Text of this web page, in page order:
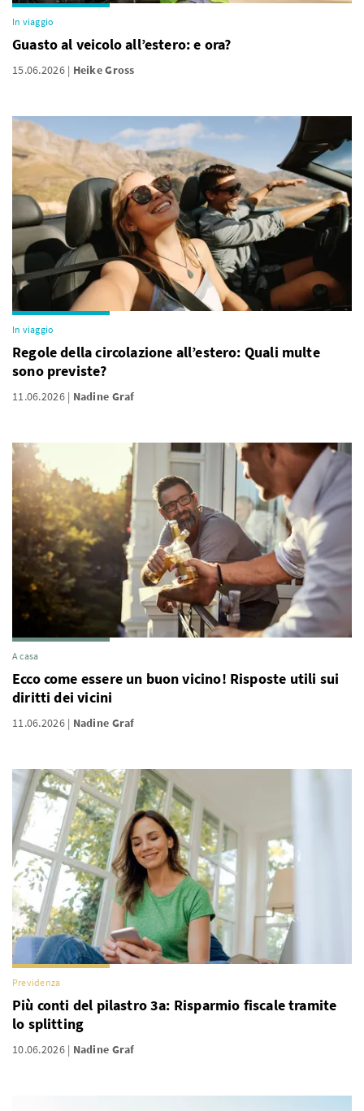
In viaggio
Guasto al veicolo all’estero: e ora?
15.06.2026 Heike Gross
In viaggio
Regole della circolazione all’estero: Quali multe
sono previste?
11.06.2026 Nadine Graf
A casa
Ecco come essere un buon vicino! Risposte utili sui
diritti dei vicini
11.06.2026 Nadine Graf
Previdenza
Più conti del pilastro 3a: Risparmio fiscale tramite
lo splitting
10.06.2026 Nadine Graf